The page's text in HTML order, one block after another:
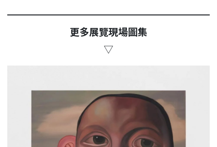
更多展覽現場圖集
▽